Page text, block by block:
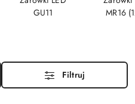
GU11
MR16
Filtruj